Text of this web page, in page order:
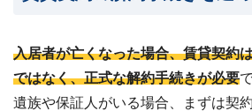
入居者が亡くなった場合、賃貸契約
ではなく、正式な解約手続きが必要
遺族や保証人がいる場合、まずは契